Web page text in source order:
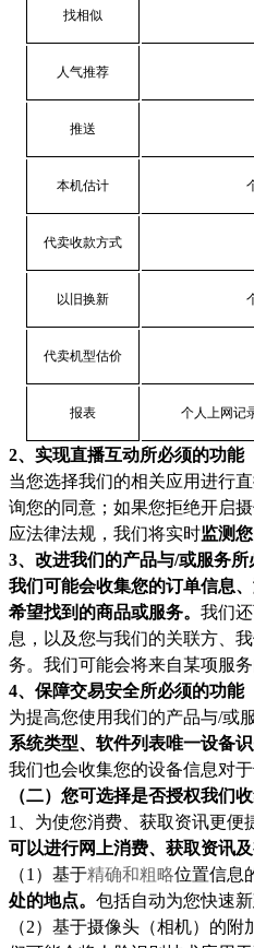
找相似
人气推荐
推送
本机估计
代卖收款方式
以旧换新
代卖机型估价
报表 个人上网记
2、实现直播互动所必须的功能
当您选择我们的相关应用进行
询您的同意；如果您拒绝开启
应法律法规，我们将实时监测
3、改进我们的产品与/或服务所
我们可能会收集您的订单信息
希望找到的商品或服务。 我们
息，以及您与我们的关联方、
务。我们可能会将来自某项服
4、保障交易安全所必须的功能
为提高您使用我们的产品与/或
系统类型、软件列表唯一设备
我们也会收集您的设备信息对
（二）您可选择是否授权我们
1、为使您消费、获取资讯更便
可以进行网上消费、获取资讯
（1）基于精确和粗略位置信息
处的地点。 包括自动为您快速
（2）基于摄像头（相机）的